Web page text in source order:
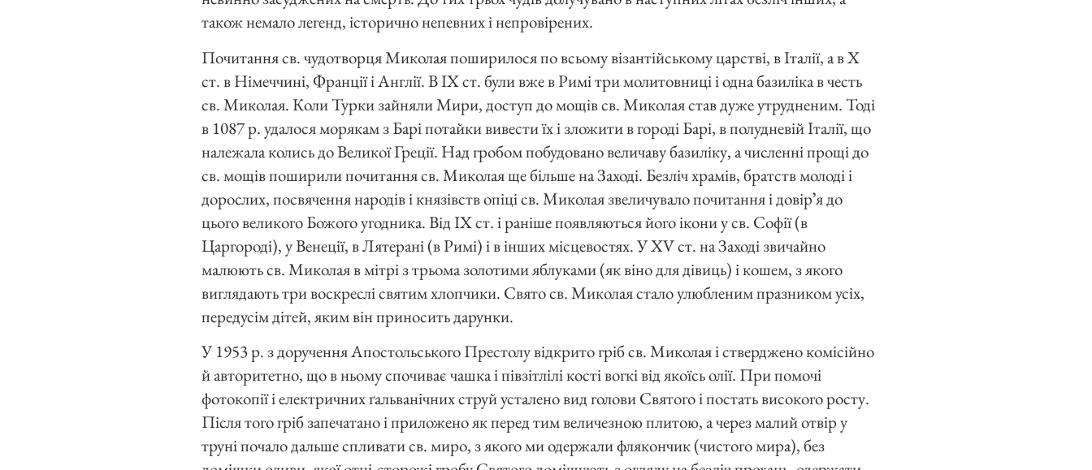
також немало легенд, історично непевних і непровірених.
Почитання св. чудотворця Миколая поширилося по всьому візантійському царстві, в Італії, а в Х
ст. в Німеччині, Франції і Англії. В IX ст. були вже в Римі три молитовниці і одна базиліка в честь
св. Миколая. Коли Турки зайняли Мири, доступ до мощів св. Миколая став дуже утрудненим. Тоді
в 1087 р. удалося морякам з Барі потайки вивести їх і зложити в городі Барі, в полудневій Італії, що
належала колись до Великої Греції. Над гробом побудовано величаву базиліку, а численні прощі до
св. мощів поширили почитання св. Миколая ще більше на Заході. Безліч храмів, братств молоді і
дорослих, посвячення народів і князівств опіці св. Миколая звеличувало почитання і довірʼя до
цього великого Божого угодника. Від IX ст. і раніше появляються його ікони у св. Софії (в
Царгороді), у Венеції, в Лятерані (в Римі) і в інших місцевостях. У XV ст. на Заході звичайно
малюють св. Миколая в мітрі з трьома золотими яблуками (як віно для дівиць) і кошем, з якого
виглядають три воскреслі святим хлопчики. Свято св. Миколая стало улюбленим празником усіх,
передусім дітей, яким він приносить дарунки.
У 1953 р. з доручення Апостольського Престолу відкрито гріб св. Миколая і стверджено комісійно
й авторитетно, що в ньому спочиває чашка і півзітлілі кості вогкі від якоїсь олії. При помочі
фотокопії і електричних ґальванічних струй усталено вид голови Святого і постать високого росту.
Після того гріб запечатано і приложено як перед тим величезною плитою, а через малий отвір у
труні почало дальше спливати св. миро, з якого ми одержали флякончик (чистого мира), без